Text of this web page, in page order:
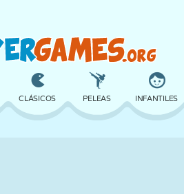
CLÁSICOS PELEAS INFANTILES